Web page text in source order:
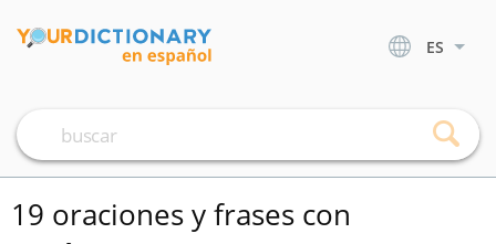
ES
19 oraciones y frases con